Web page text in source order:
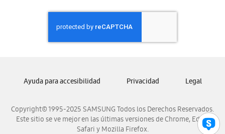
Samsung Honduras
Samsung Nicaragua
Samsung Panamá
Samsung Venezuela
Copyright© 1995-2025 SAMSUNG Todos los Derechos Reservados.
Este sitio se ve mejor en las últimas versiones de Chrome, Edge,
Safari y Mozilla Firefox.
Ayuda para accesibilidad Privacidad Legal